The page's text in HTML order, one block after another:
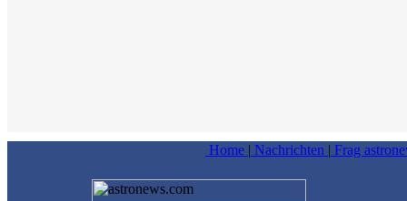
Home | Nachrichten | Frag